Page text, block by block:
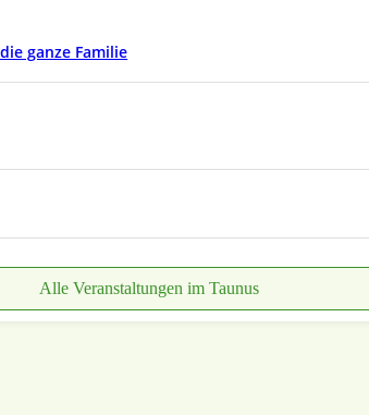
ganze Familie
Alle Veranstaltungen im Taunus